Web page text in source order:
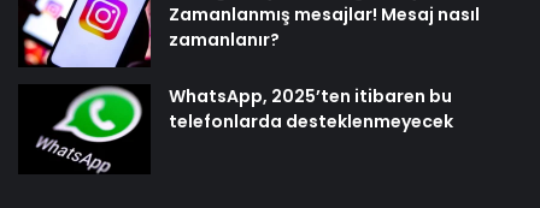
Zamanlanmış mesajlar! Mesaj nasıl
zamanlanır?
WhatsApp, 2025’ten itibaren bu
telefonlarda desteklenmeyecek